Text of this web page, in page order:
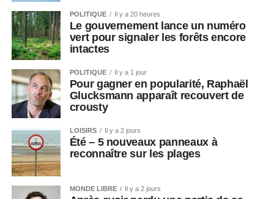
POLITIQUE Il y a 20 heures
Le gouvernement lance un numéro
vert pour signaler les forêts encore
intactes
POLITIQUE Il y a 1 jour
Pour gagner en popularité, Raphaël
Glucksmann apparaît recouvert de
crousty
LOISIRS Il y a 2 jours
Été – 5 nouveaux panneaux à
reconnaître sur les plages
MONDE LIBRE Il y a 2 jours